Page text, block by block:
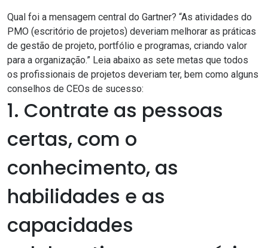
Qual foi a mensagem central do Gartner? “As atividades do
PMO (escritório de projetos) deveriam melhorar as práticas
de gestão de projeto, portfólio e programas, criando valor
para a organização.” Leia abaixo as sete metas que todos
os profissionais de projetos deveriam ter, bem como alguns
conselhos de CEOs de sucesso:
1. Contrate as pessoas
certas, com o
conhecimento, as
habilidades e as
capacidades